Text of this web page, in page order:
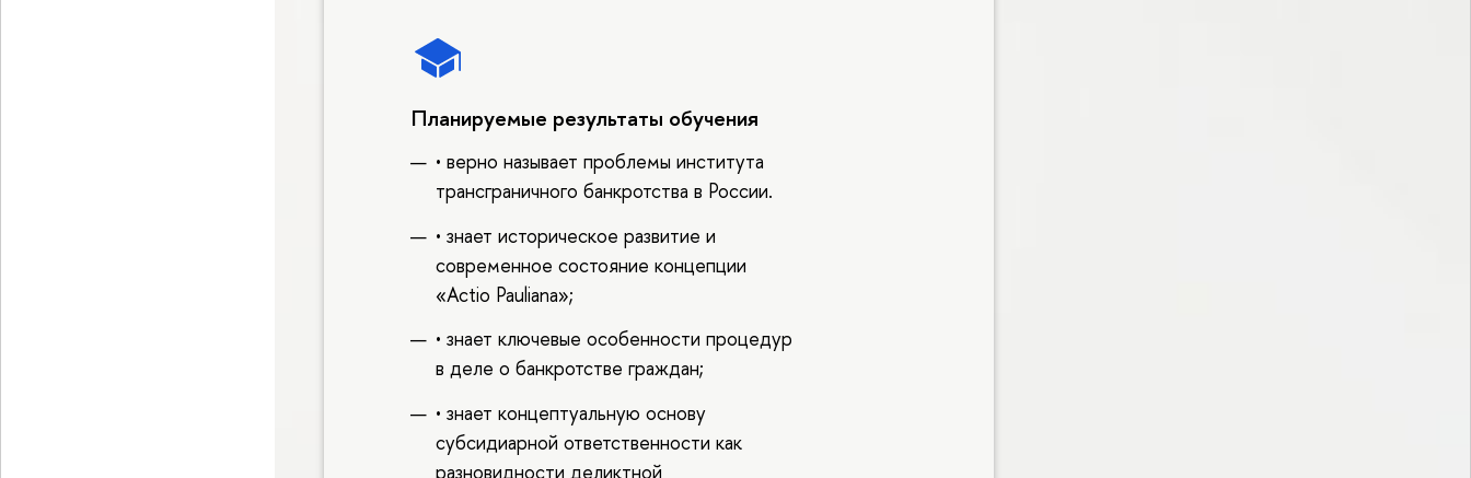
Планируемые результаты обучения
• верно называет проблемы института
трансграничного банкротства в России.
• знает историческое развитие и
современное состояние концепции
«Actio Pauliana»;
• знает ключевые особенности процедур
в деле о банкротстве граждан;
• знает концептуальную основу
субсидиарной ответственности как
разновидности деликтной